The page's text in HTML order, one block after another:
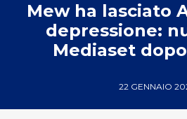
Mew ha lasciato
depressione:
Mediaset
22 GENNAIO